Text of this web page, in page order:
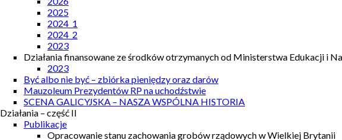
2025
2024_1
2024_2
2023
Działania finansowane ze środków otrzymanych od Ministerstwa Edukacji i
2023
Być albo nie być – zbiórka pieniędzy oraz darów
Mauzoleum Prezydentów RP na uchodźstwie
SCENA GALICYJSKA – NASZA WSPÓLNA HISTORIA
Działania – część II
Publikacje
Opracowanie stanu zachowania grobów rządowych w Wielkiej Brytanii